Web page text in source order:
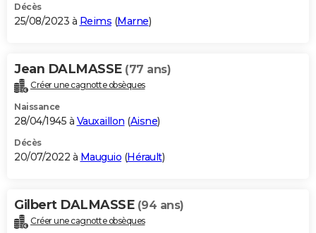
Décès
25/08/2023 à Reims (Marne)
Jean DALMASSE (77 ans)
Créer une cagnotte obsèques
Naissance
28/04/1945 à Vauxaillon (Aisne)
Décès
20/07/2022 à Mauguio (Hérault)
Gilbert DALMASSE (94 ans)
Créer une cagnotte obsèques